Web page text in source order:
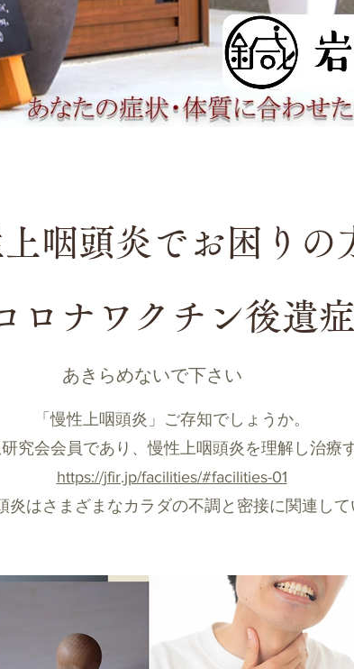
咽頭炎でお困りの
ロナワクチン後遺
​あきらめないで下さい
「慢性上咽頭炎」ご存知でしょうか。
究会会員であり、慢性上咽頭炎を理解し治療
https://jfir.jp/facilities/#facilities-01
炎はさまざまなカラダの不調と密接に関連し